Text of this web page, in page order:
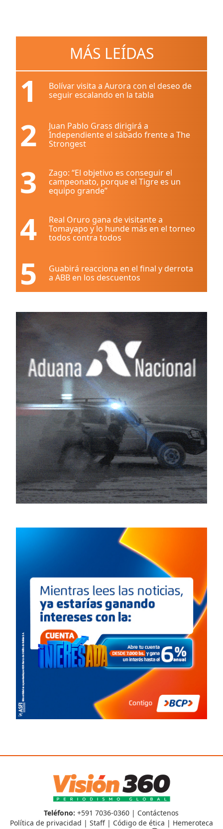
MÁS LEÍDAS
1
Bolívar visita a Aurora con el deseo de
seguir escalando en la tabla
2
Juan Pablo Grass dirigirá a
Independiente el sábado frente a The
Strongest
3
Zago: “El objetivo es conseguir el
campeonato, porque el Tigre es un
equipo grande”
4
Real Oruro gana de visitante a
Tomayapo y lo hunde más en el torneo
todos contra todos
5
Guabirá reacciona en el final y derrota
a ABB en los descuentos
Teléfono: +591 7036-0360 | Contáctenos
Política de privacidad | Staff| Código de ética | Hemeroteca